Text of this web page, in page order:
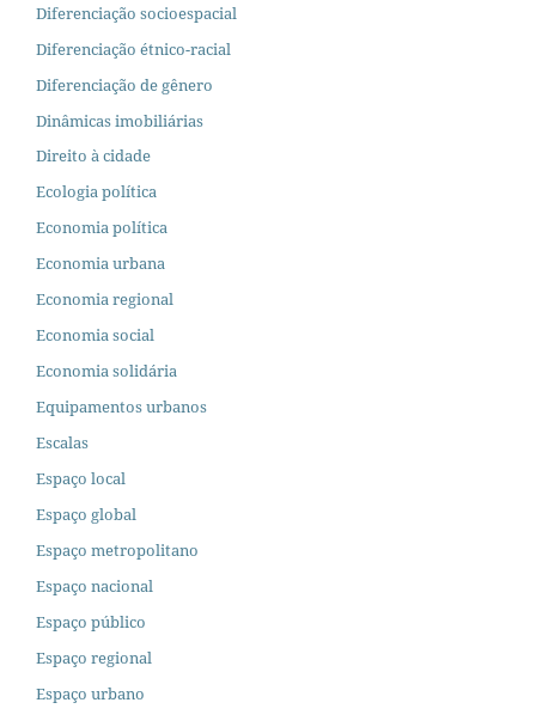
Diferenciação socioespacial
Diferenciação étnico-racial
Diferenciação de gênero
Dinâmicas imobiliárias
Direito à cidade
Ecologia política
Economia política
Economia urbana
Economia regional
Economia social
Economia solidária
Equipamentos urbanos
Escalas
Espaço local
Espaço global
Espaço metropolitano
Espaço nacional
Espaço público
Espaço regional
Espaço urbano